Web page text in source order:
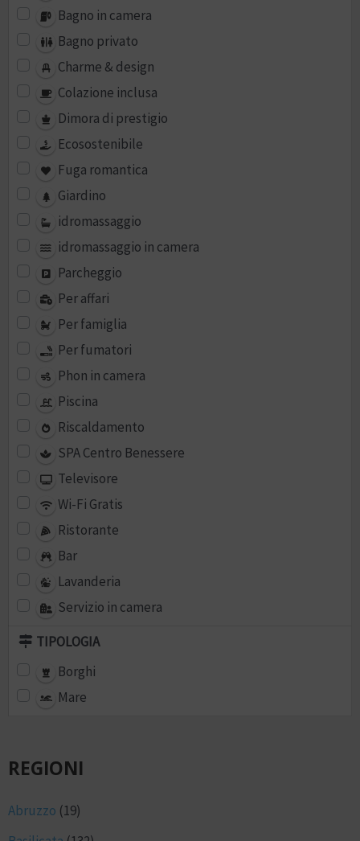
Bagno in camera
Bagno privato
Charme & design
Colazione inclusa
Dimora di prestigio
Ecosostenibile
Fuga romantica
Giardino
idromassaggio
idromassaggio in camera
Parcheggio
Per affari
Per famiglia
Per fumatori
Phon in camera
Piscina
Riscaldamento
SPA Centro Benessere
Televisore
Wi-Fi Gratis
Ristorante
Bar
Lavanderia
Servizio in camera
TIPOLOGIA
Borghi
Mare
REGIONI
Abruzzo (19)